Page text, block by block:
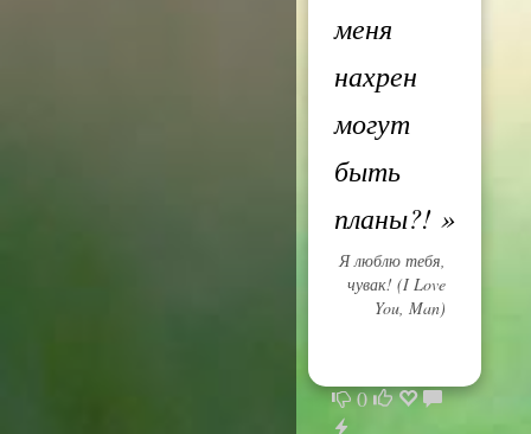
меня
нахрен
могут
быть
планы?! »
Я люблю тебя,
чувак! (I Love
You, Man)
0